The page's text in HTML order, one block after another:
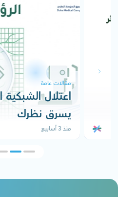
مقالات عامة
اعتلال الشبكية
يسرق نظرك
منذ 3 أسابيع